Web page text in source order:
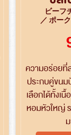
ビーフ
／ ポー
ความอร่อยที่
ประกบคู่ขนม
เลือกได้ทั้งเ
หอมหัวใหญ่